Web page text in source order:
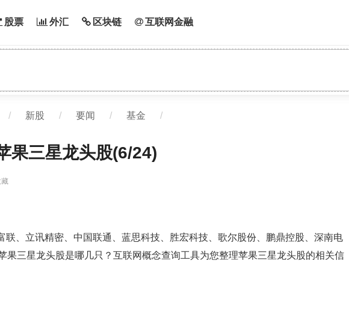
股票 外汇 区块链 互联网金融
/ 新股 / 要闻 / 基金 /
果三星龙头股(6/24)
联、立讯精密、中国联通、蓝思科技、胜宏科技、歌尔股份、鹏鼎控股、深南电
果三星龙头股是哪几只？互联网概念查询工具为您整理苹果三星龙头股的相关信